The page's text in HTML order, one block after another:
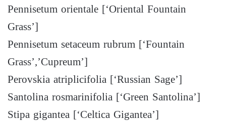
Pennisetum orientale [‘Oriental Fountain
Grass’]
Pennisetum setaceum rubrum [‘Fountain
Grass’,’Cupreum’]
Perovskia atriplicifolia [‘Russian Sage’]
Santolina rosmarinifolia [‘Green Santolina’]
Stipa gigantea [‘Celtica Gigantea’]